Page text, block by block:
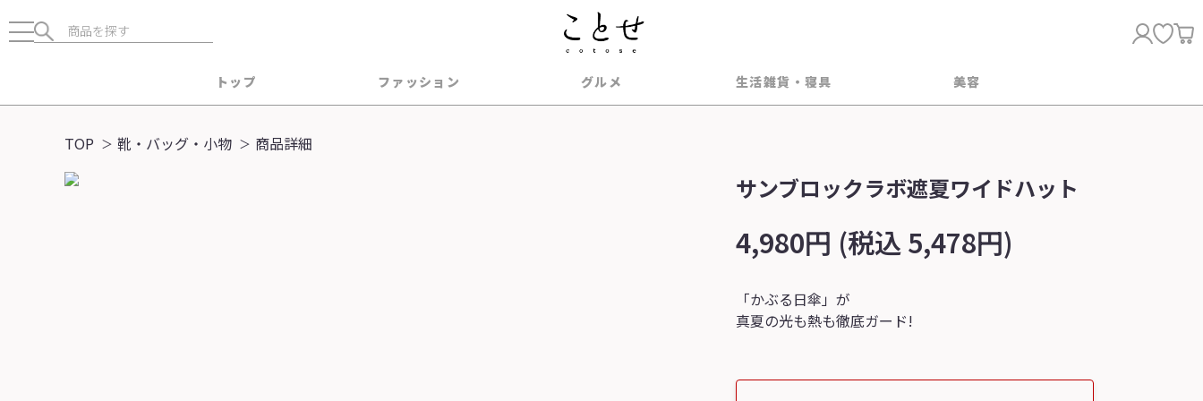
トップ ファッション グルメ 生活雑貨・寝具 美容
TOP 靴・バッグ・小物 商品詳細
サンブロックラボ遮夏ワイドハット
4,980円 (税込 5,478円)
「かぶる日傘」が
真夏の光も熱も徹底ガード!